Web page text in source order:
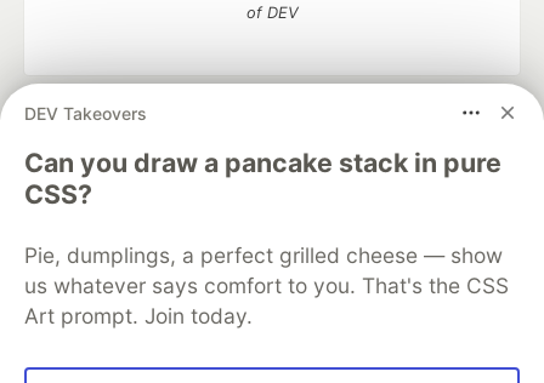
DEV Takeovers
Can you draw a pancake stack in pure
CSS?
Pie, dumplings, a perfect grilled cheese — show
us whatever says comfort to you. That's the CSS
Art prompt. Join today.
of DEV
DEV Community
development and manage your software career
Home
DEV Challenges DEV++
Videos
DEV Education Tracks
Free Postgres Database
DEV Shop
MLH
Code of Conduct
Privacy Policy
Terms of Use
Built on
Forem — the open source software that powers
and other inclusive communities.